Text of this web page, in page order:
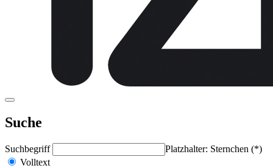
Suche
Suchbegriff
Platzhalter: Sternchen (*)
Volltext